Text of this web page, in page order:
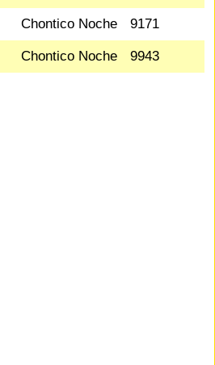
Chontico Noche 9171
Chontico Noche 9943